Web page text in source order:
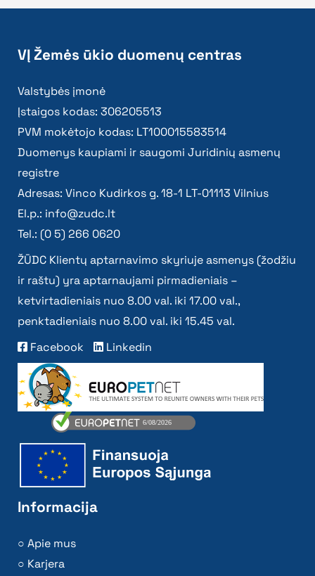
VĮ Žemės ūkio duomenų centras
Valstybės įmonė
Įstaigos kodas: 306205513
PVM mokėtojo kodas: LT100015583514
Duomenys kaupiami ir saugomi Juridinių asmenų
registre
Adresas: Vinco Kudirkos g. 18-1 LT-01113 Vilnius
El.p.: info@zudc.lt
Tel.: (0 5) 266 0620
ŽŪDC Klientų aptarnavimo skyriuje asmenys (žodžiu
ir raštu) yra aptarnaujami pirmadieniais –
ketvirtadieniais nuo 8.00 val. iki 17.00 val.,
penktadieniais nuo 8.00 val. iki 15.45 val.
Facebook
Linkedin
Informacija
Apie mus
Karjera